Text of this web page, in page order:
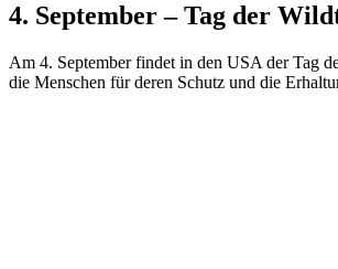
4. September – Tag der
Am 4. September findet in den USA der Tag
die Menschen für deren Schutz und die